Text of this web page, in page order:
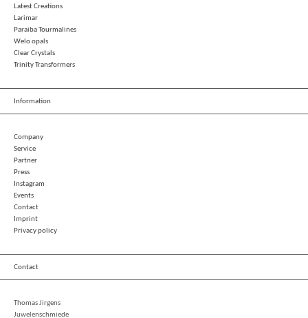
Latest Creations
Larimar
Paraiba Tourmalines
Welo opals
Clear Crystals
Trinity Transformers
Information
Company
Service
Partner
Press
Instagram
Events
Contact
Imprint
Privacy policy
Contact
Thomas Jirgens
Juwelenschmiede